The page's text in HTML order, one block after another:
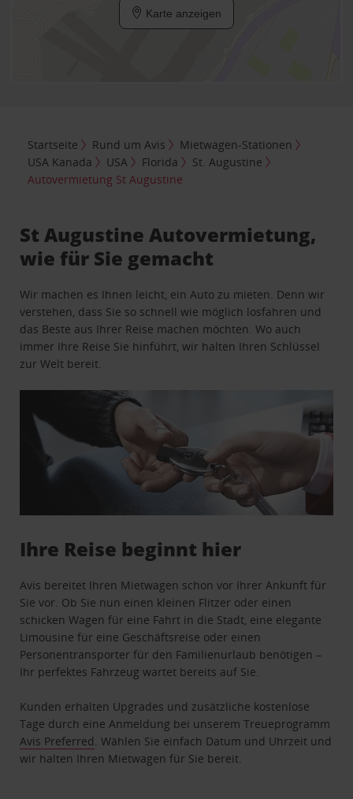
Karte anzeigen
Startseite Rund um Avis
Mietwagen-Stationen
USA Kanada
USA Florida
St. Augustine
Autovermietung St Augustine
St Augustine Autovermietung,
wie für Sie gemacht
Wir machen es Ihnen leicht, ein Auto zu mieten. Denn wir
verstehen, dass Sie so schnell wie möglich losfahren und
das Beste aus Ihrer Reise machen möchten. Wo auch
immer Ihre Reise Sie hinführt, wir halten Ihren Schlüssel
zur Welt bereit.
Ihre Reise beginnt hier
Avis bereitet Ihren Mietwagen schon vor Ihrer Ankunft für
Sie vor. Ob Sie nun einen kleinen Flitzer oder einen
schicken Wagen für eine Fahrt in die Stadt, eine elegante
Limousine für eine Geschäftsreise oder einen
Personentransporter für den Familienurlaub benötigen –
Ihr perfektes Fahrzeug wartet bereits auf Sie.
Kunden erhalten Upgrades und zusätzliche kostenlose
Tage durch eine Anmeldung bei unserem Treueprogramm
Avis Preferred . Wählen Sie einfach Datum und Uhrzeit und
wir halten Ihren Mietwagen für Sie bereit.